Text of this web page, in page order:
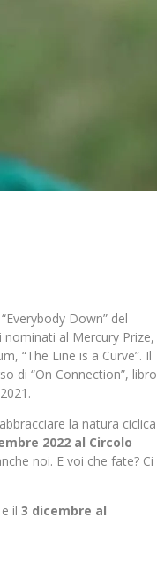
Down” del
nominati al Mercury Prize,
“The Line is a Curve”. Il
di “On Connection”, libro
la natura ciclica
2022 al Circolo
noi. E voi che fate? Ci
e il 3 dicembre al